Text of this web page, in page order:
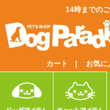
14時までの
カート | お気に